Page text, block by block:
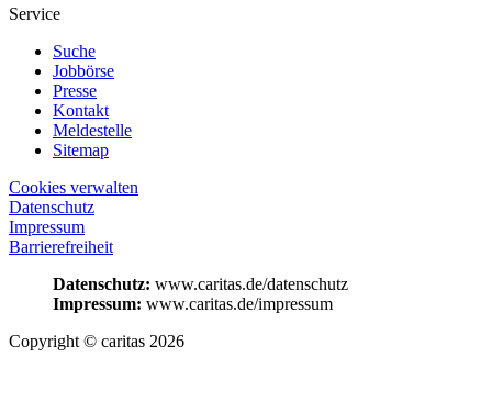
Service
Suche
Jobbörse
Presse
Kontakt
Meldestelle
Sitemap
Cookies verwalten
Datenschutz
Impressum
Barrierefreiheit
Datenschutz: www.caritas.de/datenschutz
Impressum: www.caritas.de/impressum
Copyright © caritas 2026